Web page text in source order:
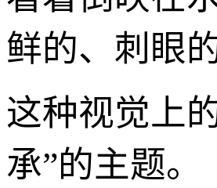
鲜的、刺眼
这种视觉上
承”的主题。